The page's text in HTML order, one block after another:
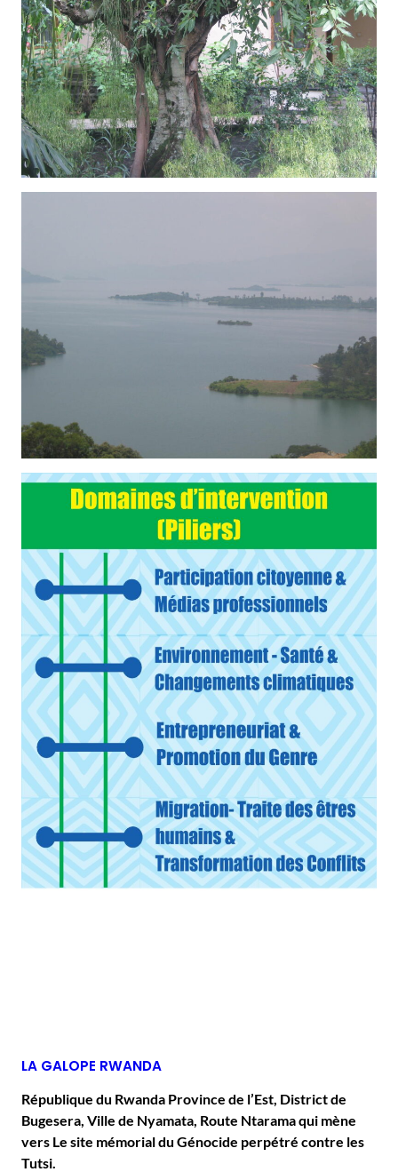
LA GALOPE RWANDA
République du Rwanda Province de l’Est, District de
Bugesera, Ville de Nyamata, Route Ntarama qui mène
vers Le site mémorial du Génocide perpétré contre les
Tutsi.